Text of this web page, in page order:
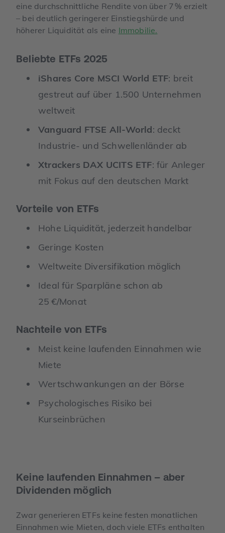
eine durchschnittliche Rendite von über 7 % erzielt
– bei deutlich geringerer Einstiegshürde und
höherer Liquidität als eine Immobilie.
Beliebte ETFs 2025
iShares Core MSCI World ETF: breit
gestreut auf über 1.500 Unternehmen
weltweit
Vanguard FTSE All-World: deckt
Industrie- und Schwellenländer ab
Xtrackers DAX UCITS ETF: für Anleger
mit Fokus auf den deutschen Markt
Vorteile von ETFs
Hohe Liquidität, jederzeit handelbar
Geringe Kosten
Weltweite Diversifikation möglich
Ideal für Sparpläne schon ab
25 €/Monat
Nachteile von ETFs
Meist keine laufenden Einnahmen wie
Miete
Wertschwankungen an der Börse
Psychologisches Risiko bei
Kurseinbrüchen
Keine laufenden Einnahmen – aber
Dividenden möglich
Zwar generieren ETFs keine festen monatlichen
Einnahmen wie Mieten, doch viele ETFs enthalten